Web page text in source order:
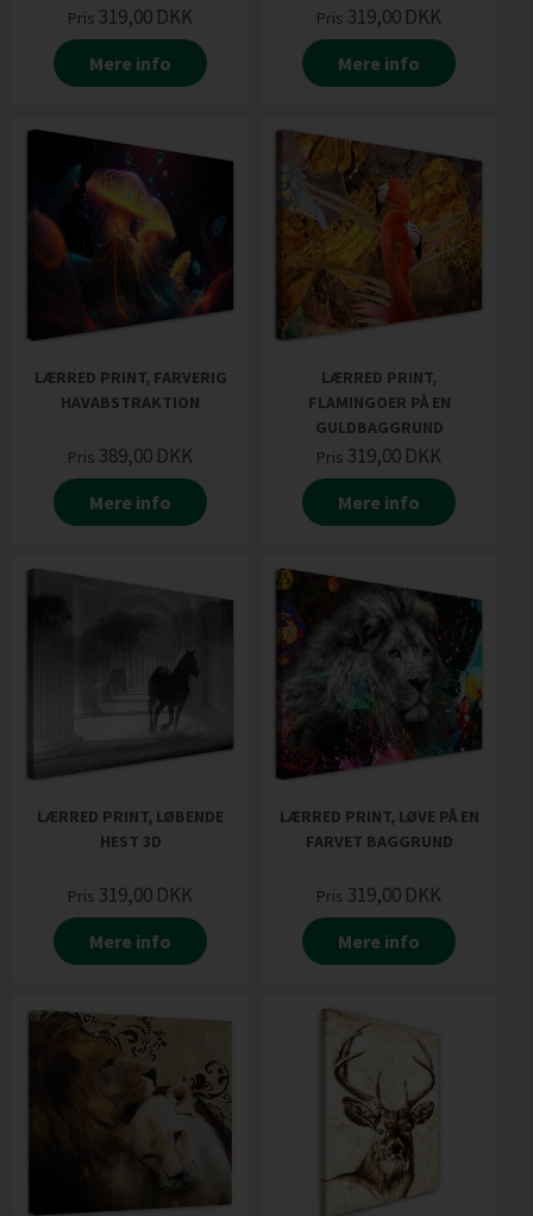
Pris 319,00 DKK
Mere info
Pris 319,00 DKK
Mere info
LÆRRED PRINT, FARVERIG
HAVABSTRAKTION
Pris 389,00 DKK
Mere info
LÆRRED PRINT,
FLAMINGOER PÅ EN
GULDBAGGRUND
Pris 319,00 DKK
Mere info
LÆRRED PRINT, LØBENDE
HEST 3D
Pris 319,00 DKK
Mere info
LÆRRED PRINT, LØVE PÅ EN
FARVET BAGGRUND
Pris 319,00 DKK
Mere info